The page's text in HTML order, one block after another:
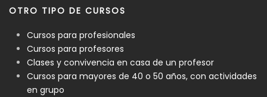
OTRO TIPO DE CURSOS
Cursos para profesionales
Cursos para profesores
Clases y convivencia en casa de un profesor
Cursos para mayores de 40 o 50 años, con actividades
en grupo